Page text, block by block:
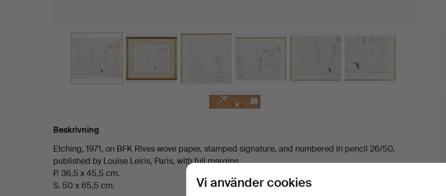
Beskrivning
Etching, 1971, on BFK Rives wove paper, stamped signature, and numbered in pencil 26/50,
published by Louise Leiris, Paris, with full margins.
P. 36,5 x 45,5 cm.
S. 50 x 65,5 cm.
Vi använder cookies